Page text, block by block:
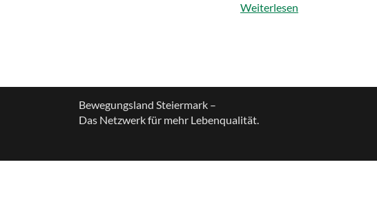
Weiterlesen
Bewegungsland Steiermark –
Das Netzwerk für mehr Lebenqualität.